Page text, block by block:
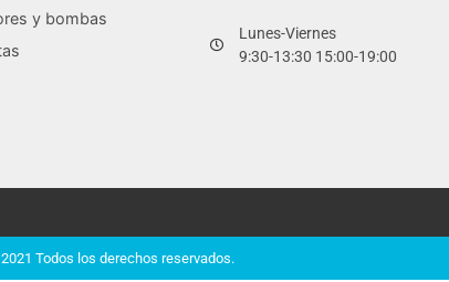
y bombas
Lunes-Viernes
9:30-13:30 15:00-19:00
Todos los derechos reservados.